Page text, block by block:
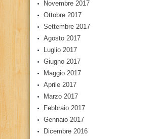
Novembre 2017
Ottobre 2017
Settembre 2017
Agosto 2017
Luglio 2017
Giugno 2017
Maggio 2017
Aprile 2017
Marzo 2017
Febbraio 2017
Gennaio 2017
Dicembre 2016